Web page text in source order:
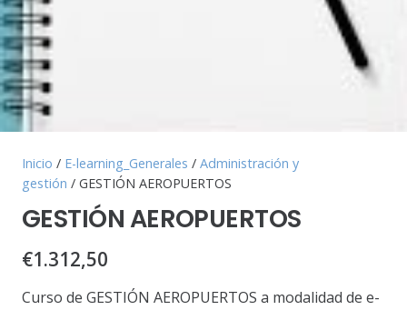
Inicio / E-learning_Generales / Administración y
gestión / GESTIÓN AEROPUERTOS
GESTIÓN AEROPUERTOS
€1.312,50
Curso de GESTIÓN AEROPUERTOS a modalidad de e-